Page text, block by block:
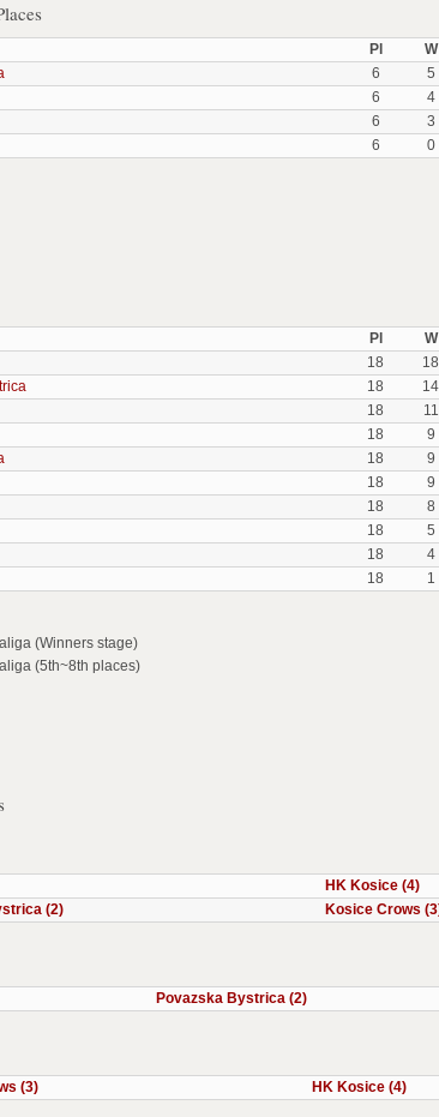
Pl W
6 5
6 4
6 3
6 0
Pl W
18 18
18 14
18 11
18 9
18 9
18 9
18 8
18 5
18 4
18 1
(Winners stage)
(5th~8th places)
HK Kosice (4)
(2) Kosice Crows
Povazska Bystrica (2)
(3) HK Kosice (4)